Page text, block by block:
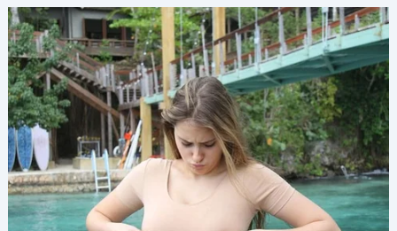
Это слово повисло в воздухе, полное иронии.
Я почти пожалела ее. Как же жалко она
выглядела, так уверенная, что имеет право на
что-то.
Но я больше не была той десятилетней
девочкой, которая отчаянно искала ее любви.
Я улыбнулась.